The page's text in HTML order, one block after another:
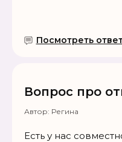
Посмотреть
Вопрос про
Автор: Регина
Есть у нас